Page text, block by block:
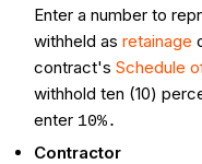
Enter a number to
withheld asretainage
contract'sSchedule
withhold ten (10)
enter 10%.
Contractor